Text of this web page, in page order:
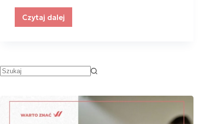
Czytaj dalej
Jak
handlowcy
pracowali